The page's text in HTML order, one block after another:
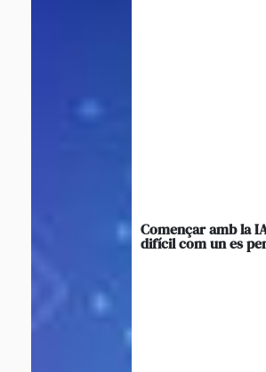
Començar amb la
difícil com un es